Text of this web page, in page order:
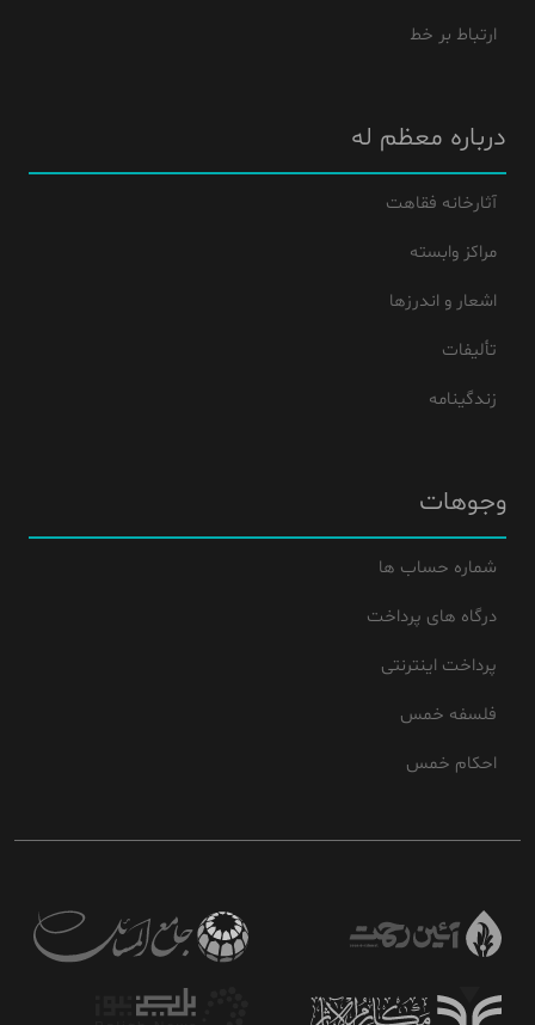
ارتباط بر خط
درباره معظم له
آثارخانه فقاهت
مراکز وابسته
اشعار و اندرزها
تألیفات
زندگینامه
وجوهات
شماره حساب ها
درگاه های پرداخت
پرداخت اینترنتی
فلسفه خمس
احکام خمس